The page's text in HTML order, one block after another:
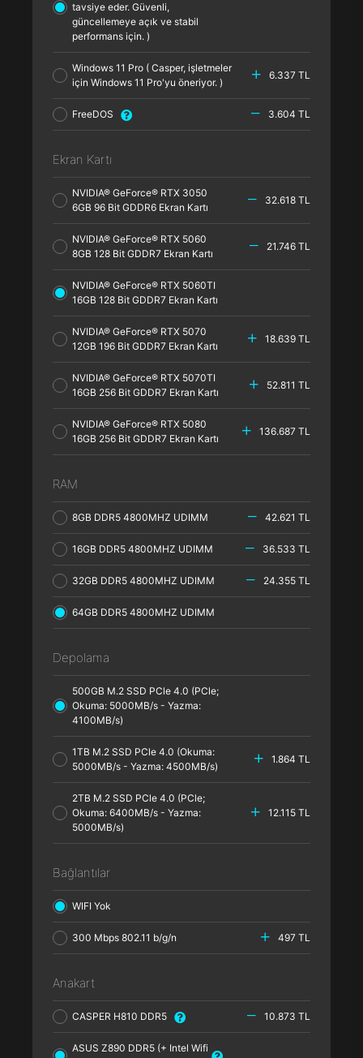
tavsiye eder. Güvenli,
güncellemeye açık ve stabil
performans için. )
Windows 11 Pro ( Casper, işletmeler
için Windows 11 Pro'yu öneriyor. )
6.337 TL
FreeDOS 3.604 TL
Ekran Kartı
NVIDIA® GeForce® RTX 3050
6GB 96 Bit GDDR6 Ekran Kartı
32.618 TL
NVIDIA® GeForce® RTX 5060
8GB 128 Bit GDDR7 Ekran Kartı
21.746 TL
NVIDIA® GeForce® RTX 5060TI
16GB 128 Bit GDDR7 Ekran Kartı
NVIDIA® GeForce® RTX 5070
12GB 196 Bit GDDR7 Ekran Kartı
18.639 TL
NVIDIA® GeForce® RTX 5070TI
16GB 256 Bit GDDR7 Ekran Kartı
52.811 TL
NVIDIA® GeForce® RTX 5080
16GB 256 Bit GDDR7 Ekran Kartı
136.687 TL
RAM
8GB DDR5 4800MHZ UDIMM 42.621 TL
16GB DDR5 4800MHZ UDIMM 36.533 TL
32GB DDR5 4800MHZ UDIMM 24.355 TL
64GB DDR5 4800MHZ UDIMM
Depolama
500GB M.2 SSD PCle 4.0 (PCle;
Okuma: 5000MB/s - Yazma:
4100MB/s)
1TB M.2 SSD PCle 4.0 (Okuma:
5000MB/s - Yazma: 4500MB/s)
1.864 TL
2TB M.2 SSD PCle 4.0 (PCle;
Okuma: 6400MB/s - Yazma:
5000MB/s)
12.115 TL
Bağlantılar
WIFI Yok
300 Mbps 802.11 b/g/n 497 TL
Anakart
CASPER H810 DDR5 10.873 TL
ASUS Z890 DDR5 (+ Intel Wifi